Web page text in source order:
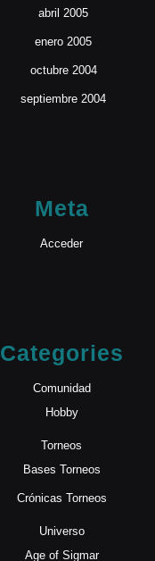
abril 2005
enero 2005
octubre 2004
septiembre 2004
Meta
Acceder
Categories
Comunidad
Hobby
Torneos
Bases Torneos
Crónicas Torneos
Universo
Age of Sigmar